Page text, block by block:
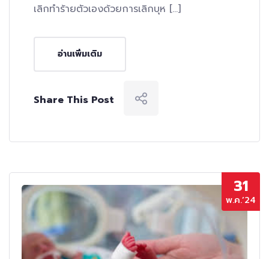
เลิกทำร้ายตัวเองด้วยการเลิกบุห […]
อ่านเพิ่มเติม
Share This Post
31
พ.ค.’24